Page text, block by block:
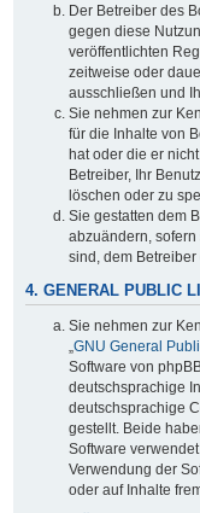
Der Betreiber des
gegen diese
veröffentlichten
zeitweise oder
ausschließen und
Sie nehmen zur
für die Inhalte von
hat oder die er
Betreiber, Ihr
löschen oder zu
Sie gestatten dem
abzuändern,
sind, dem
4. GENERAL PUBLIC
Sie nehmen zur
„GNU General
Software von
deutschsprachige
deutschsprachige
gestellt. Beide
Software
Verwendung der
oder auf Inhalte